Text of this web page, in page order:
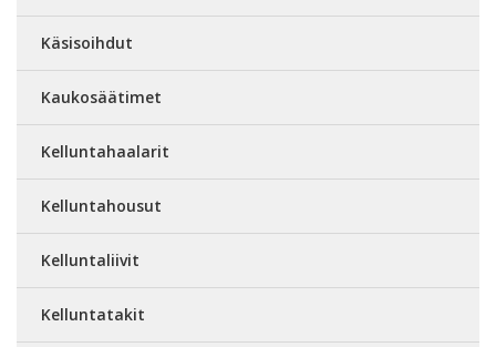
Käsisoihdut
Kaukosäätimet
Kelluntahaalarit
Kelluntahousut
Kelluntaliivit
Kelluntatakit